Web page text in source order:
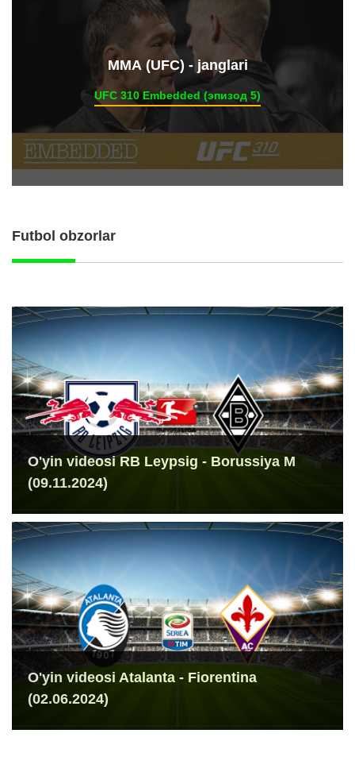
ММА (UFC) - janglari
UFC 310 Embedded (эпизод 5)
Futbol obzorlar
O'yin videosi RB Leypsig - Borussiya M
(09.11.2024)
O'yin videosi Atalanta - Fiorentina
(02.06.2024)